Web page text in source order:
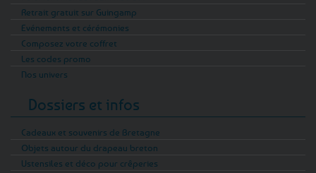
Retrait gratuit sur Guingamp
Evénements et cérémonies
Composez votre coffret
Les codes promo
Nos univers
Dossiers et infos
Cadeaux et souvenirs de Bretagne
Objets autour du drapeau breton
Ustensiles et déco pour crêperies